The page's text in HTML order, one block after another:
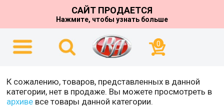
САЙТ ПРОДАЕТСЯ
Нажмите, чтобы узнать больше
0
К сожалению, товаров, представленных в данной
категории, нет в продаже. Вы можете просмотреть в
архиве все товары данной категории.